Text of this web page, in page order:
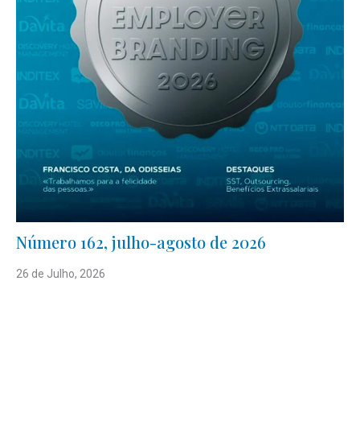
Número 162, julho-agosto de 2026
26 de Julho, 2026